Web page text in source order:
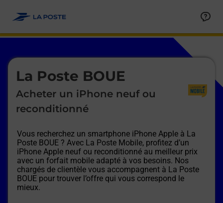
La Poste BOUE
Acheter un iPhone neuf ou
reconditionné
Vous recherchez un smartphone iPhone Apple à La
Poste BOUE ? Avec La Poste Mobile, profitez d’un
iPhone Apple neuf ou reconditionné au meilleur prix
avec un forfait mobile adapté à vos besoins. Nos
chargés de clientèle vous accompagnent à La Poste
BOUE pour trouver l’offre qui vous correspond le
mieux.
Le lien s'ouvre dans un nouvel onglet